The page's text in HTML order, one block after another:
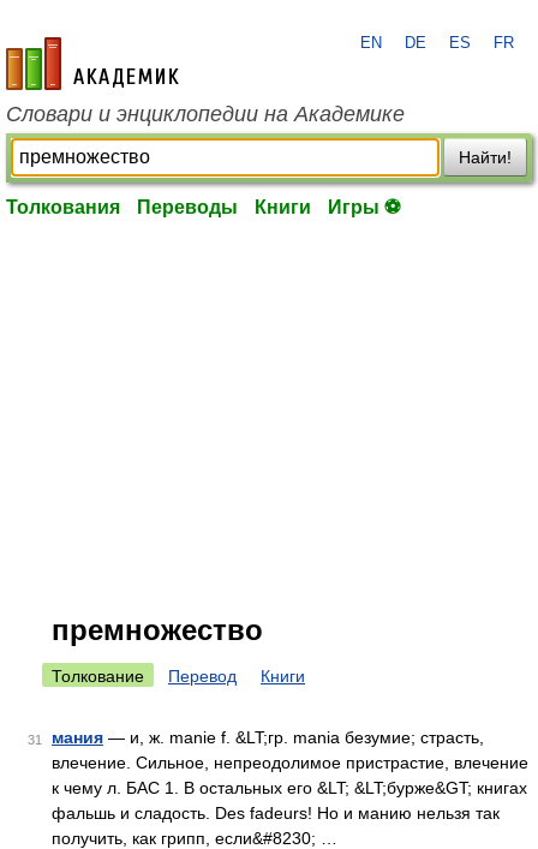
academic.ru
EN DE ES FR
Словари и энциклопедии на Академике
Найти!
Толкования Переводы Книги Игры ⚽
премножество
Толкование Перевод Книги
31 мания — и, ж. manie f. &LT;гр. mania безумие; страсть,
влечение. Сильное, непреодолимое пристрастие, влечение
к чему л. БАС 1. В остальных его &LT; &LT;бурже&GT; книгах
фальшь и сладость. Des fadeurs! Но и манию нельзя так
получить, как грипп, если&#8230; …